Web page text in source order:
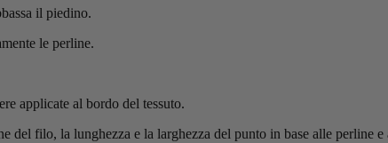
il piedino.
le perline.
applicate al bordo del tessuto.
filo, la lunghezza e la larghezza del punto in base alle perline